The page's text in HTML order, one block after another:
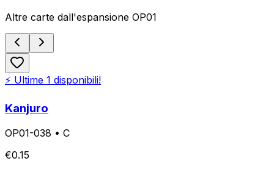
Altre carte dall'espansione OP01
⚡ Ultime 1 disponibili!
Kanjuro
OP01-038 • C
€0.15